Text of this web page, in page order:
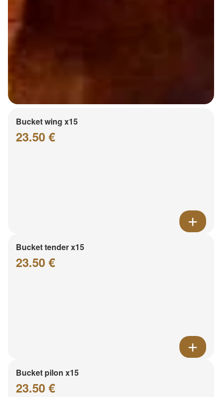
Bucket wing x15
23.50 €
Bucket tender x15
23.50 €
Bucket pilon x15
23.50 €